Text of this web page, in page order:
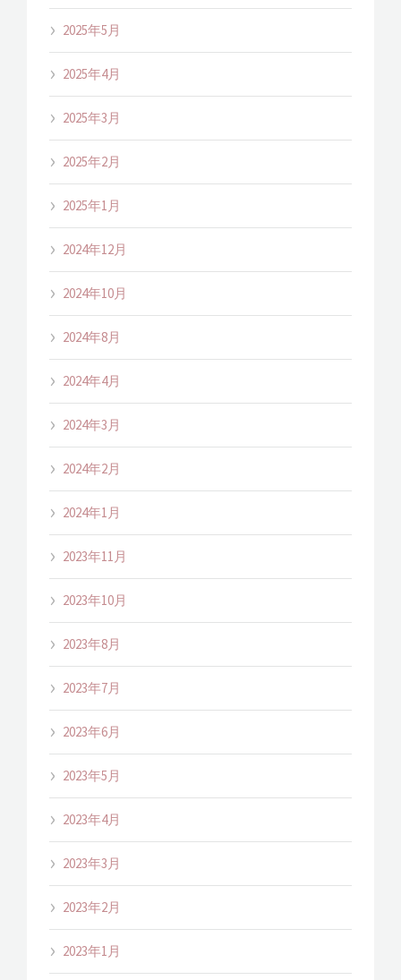
2025年5月
2025年4月
2025年3月
2025年2月
2025年1月
2024年12月
2024年10月
2024年8月
2024年4月
2024年3月
2024年2月
2024年1月
2023年11月
2023年10月
2023年8月
2023年7月
2023年6月
2023年5月
2023年4月
2023年3月
2023年2月
2023年1月